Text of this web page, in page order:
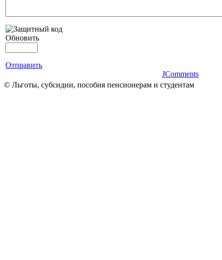
Обновить
Отправить
JComments
© Льготы, субсидии, пособия пенсионерам и студентам